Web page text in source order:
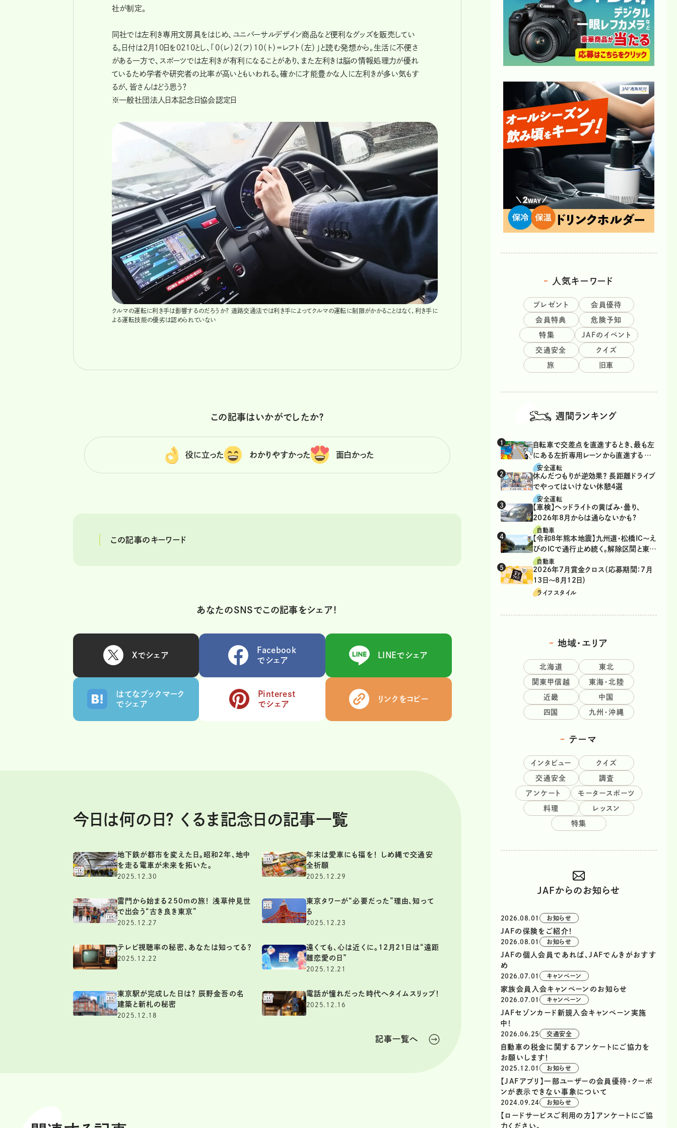
社が制定。
同社では左利き専用文房具をはじめ、ユニバーサルデザイン商品など便利なグッズを販売してい
る。日付は2月10日を0210とし、「0（レ）2（フ）10（ト）＝レフト（左）」と読む発想から。生活に不便さ
がある一方で、スポーツでは左利きが有利になることがあり、また左利きは脳の情報処理力が優れ
ているため学者や研究者の比率が高いともいわれる。確かに才能豊かな人に左利きが多い気もす
るが、皆さんはどう思う？
※一般社団法人日本記念日協会認定日
クルマの運転に利き手は影響するのだろうか？ 道路交通法では利き手によってクルマの運転に制限がかかることはなく、利き手に
よる運転技能の優劣は認められていない
この記事はいかがでしたか？
役に立った わかりやすかった 面白かった
この記事のキーワード
あなたのSNSでこの記事をシェア！
Xでシェア
Facebook
でシェア
LINEでシェア
はてなブックマーク
でシェア
Pinterest
でシェア
リンクをコピー
今日は何の日？ くるま記念日の記事一覧
地下鉄が都市を変えた日。昭和2年、地中
を走る電車が未来を拓いた。
2025.12.30
年末は愛車にも福を！ しめ縄で交通安
全祈願
2025.12.29
雷門から始まる250mの旅！ 浅草仲見世
で出会う“古き良き東京”
2025.12.27
東京タワーが“必要だった”理由、知って
る
2025.12.23
テレビ視聴率の秘密、あなたは知ってる？
2025.12.22
遠くても、心は近くに。12月21日は“遠距
離恋愛の日”
2025.12.21
東京駅が完成した日は？ 辰野金吾の名
建築と新札の秘密
2025.12.18
電話が憧れだった時代へタイムスリップ！
2025.12.16
記事一覧へ
人気キーワード
プレゼント 会員優待
会員特典 危険予知
特集 JAFのイベント
交通安全 クイズ
旅 旧車
週間ランキング
自転車で交差点を直進するとき、最も左
にある左折専用レーンから直進するの
は、違反？
安全運転
休んだつもりが逆効果？ 長距離ドライブ
でやってはいけない休憩4選
安全運転
【車検】ヘッドライトの黄ばみ・曇り、
2026年8月からは通らないかも?
自動車
【令和8年熊本地震】九州道・松橋IC～え
びのICで通行止め続く。解除区間と東九
州道の迂回ルート
自動車
2026年7月賞金クロス（応募期間：7月
13日～8月12日）
ライフスタイル
地域・エリア
北海道 東北
関東甲信越 東海・北陸
近畿 中国
四国 九州・沖縄
テーマ
インタビュー クイズ
交通安全 調査
アンケート モータースポーツ
料理 レッスン
特集
JAFからのお知らせ
2026.08.01 お知らせ
JAFの保険をご紹介！
2026.08.01 お知らせ
JAFの個人会員であれば、JAFでんきがおすす
め
2026.07.01 キャンペーン
家族会員入会キャンペーンのお知らせ
2026.07.01 キャンペーン
JAFセゾンカード新規入会キャンペーン実施
中！
2026.06.25 交通安全
自動車の税金に関するアンケートにご協力を
お願いします！
2025.12.01 お知らせ
【JAFアプリ】一部ユーザーの会員優待・クーポ
ンが表示できない事象について
2024.09.24 お知らせ
【ロードサービスご利用の方】アンケートにご協
力ください。